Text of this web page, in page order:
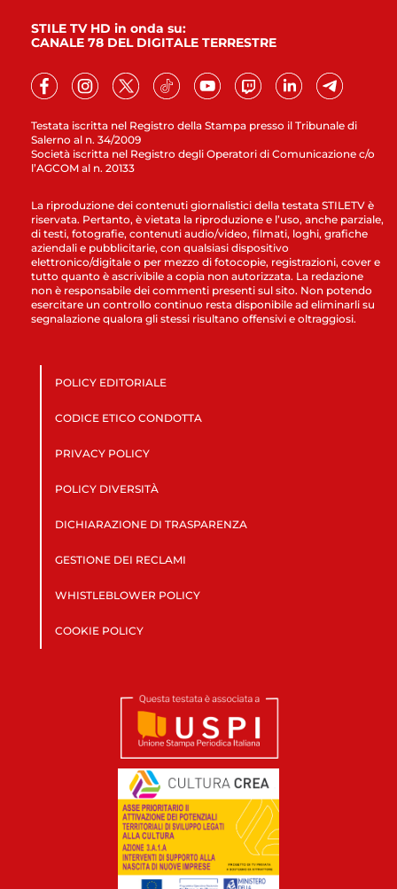
Testata iscritta nel Registro della Stampa presso il Tribunale di
Salerno al n. 34/2009
Società iscritta nel Registro degli Operatori di Comunicazione c/o
l’AGCOM al n. 20133
STILE TV HD in onda su:
CANALE 78 DEL DIGITALE TERRESTRE
La riproduzione dei contenuti giornalistici della testata STILETV è
riservata. Pertanto, è vietata la riproduzione e l’uso, anche parziale,
di testi, fotografie, contenuti audio/video, filmati, loghi, grafiche
aziendali e pubblicitarie, con qualsiasi dispositivo
elettronico/digitale o per mezzo di fotocopie, registrazioni, cover e
tutto quanto è ascrivibile a copia non autorizzata. La redazione
non è responsabile dei commenti presenti sul sito. Non potendo
esercitare un controllo continuo resta disponibile ad eliminarli su
segnalazione qualora gli stessi risultano offensivi e oltraggiosi.
POLICY EDITORIALE
CODICE ETICO CONDOTTA
PRIVACY POLICY
POLICY DIVERSITÀ
DICHIARAZIONE DI TRASPARENZA
GESTIONE DEI RECLAMI
WHISTLEBLOWER POLICY
COOKIE POLICY